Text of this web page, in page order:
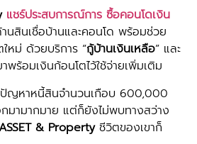
แชร์ประสบการณ์การ ซื้อคอนโดเงิน
นสินเชื่อบ้านและคอนโด พร้อมช่วย
หม่ ด้วยบริการ “กู้บ้านเงินเหลือ” และ
พร้อมเงินก้อนโตไว้ใช้จ่ายเพิ่มเติม
ญหาหนี้สินจำนวนเกือบ 600,000
มามากมาย แต่ก็ยังไม่พบทางสว่าง
& Propertyชีวิตของเขาก็